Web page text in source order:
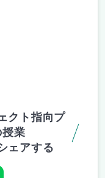
クト指向プ
授業
ェアする